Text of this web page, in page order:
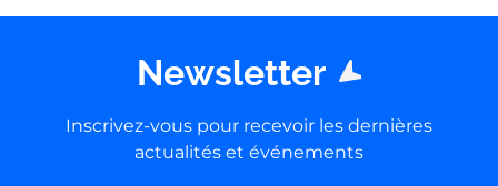
Newsletter
Inscrivez-vous pour recevoir les dernières
actualités et événements